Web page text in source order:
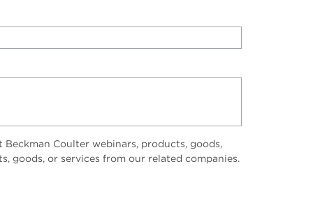
Beckman Coulter webinars, products, goods,
goods, or services from our related companies.